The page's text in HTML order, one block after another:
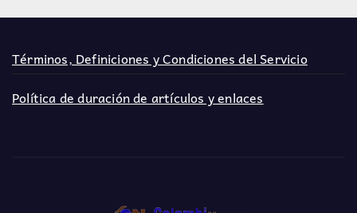
Términos, Definiciones y Condiciones del Servicio
Política de duración de artículos y enlaces